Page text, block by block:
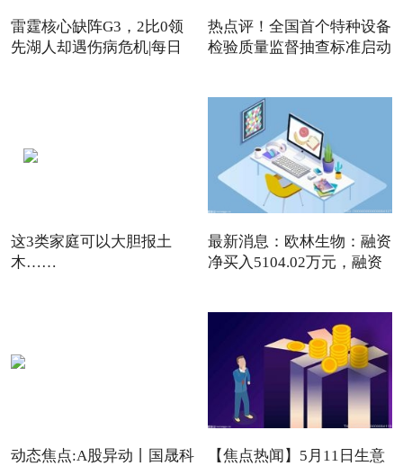
雷霆核心缺阵G3，2比0领
先湖人却遇伤病危机|每日
热点评！全国首个特种设备
检验质量监督抽查标准启动
这3类家庭可以大胆报土
木……
最新消息：欧林生物：融资
净买入5104.02万元，融资
动态焦点:A股异动丨国晟科
【焦点热闻】5月11日生意